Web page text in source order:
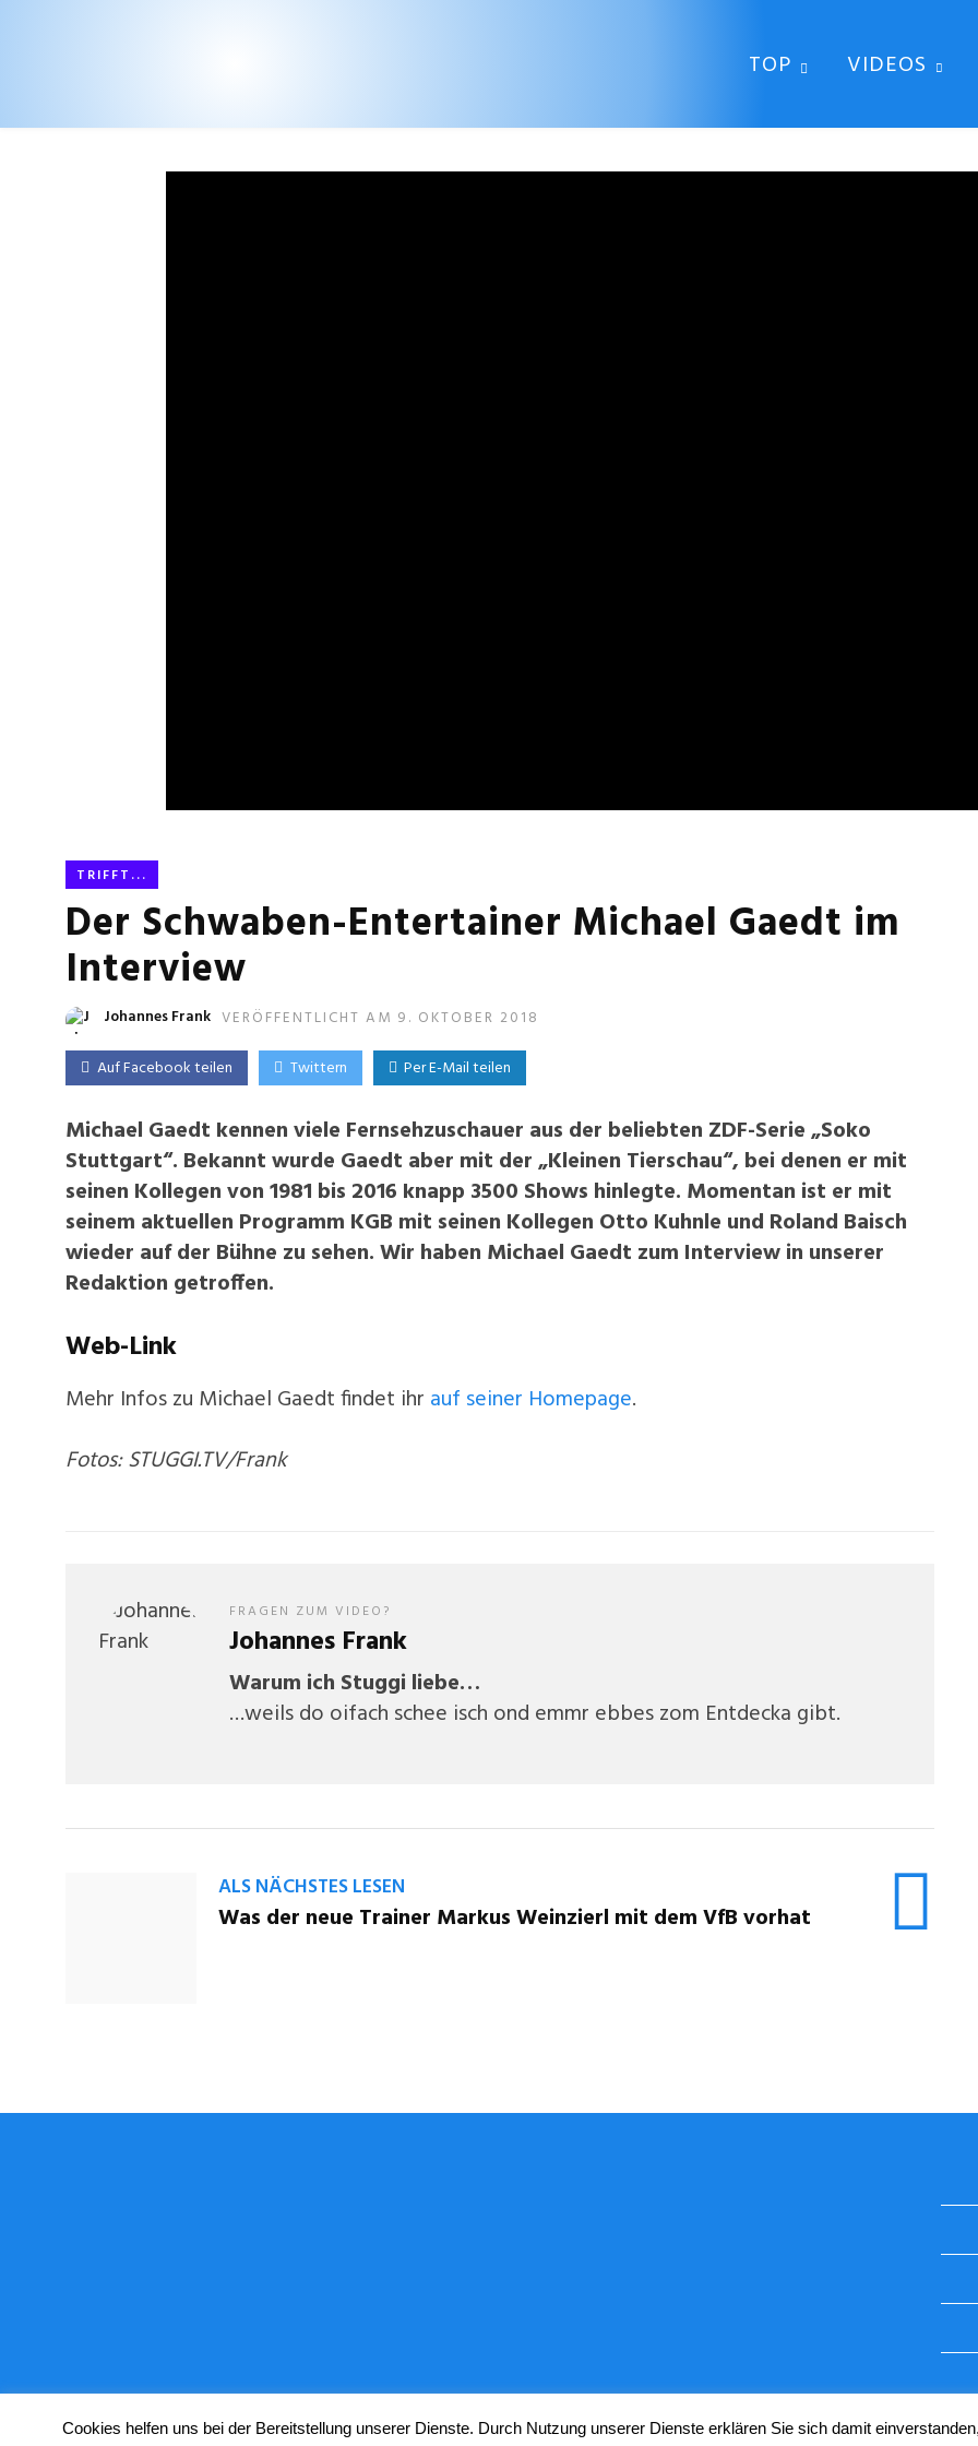
TOP VIDEOS
TRIFFT...
Der Schwaben-Entertainer Michael Gaedt im
Interview
Johannes Frank VERÖFFENTLICHT AM 9. OKTOBER 2018
Auf Facebook teilen Twittern Per E-Mail teilen
Michael Gaedt kennen viele Fernsehzuschauer aus der beliebten ZDF-Serie „Soko
Stuttgart“. Bekannt wurde Gaedt aber mit der „Kleinen Tierschau“, bei denen er mit
seinen Kollegen von 1981 bis 2016 knapp 3500 Shows hinlegte. Momentan ist er mit
seinem aktuellen Programm KGB mit seinen Kollegen Otto Kuhnle und Roland Baisch
wieder auf der Bühne zu sehen. Wir haben Michael Gaedt zum Interview in unserer
Redaktion getroffen.
Web-Link
Mehr Infos zu Michael Gaedt findet ihr auf seiner Homepage.
Fotos: STUGGI.TV/Frank
FRAGEN ZUM VIDEO?
Johannes Frank
Warum ich Stuggi liebe…
…weils do oifach schee isch ond emmr ebbes zom Entdecka gibt.
ALS NÄCHSTES LESEN
Was der neue Trainer Markus Weinzierl mit dem VfB vorhat
Cookies helfen uns bei der Bereitstellung unserer Dienste. Durch Nutzung unserer Dienste erklären Sie sich damit